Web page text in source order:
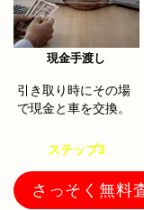
​現金手渡し
​引き取り時にその場
で現金と車を交換。
​ステップ3
さっそく無料